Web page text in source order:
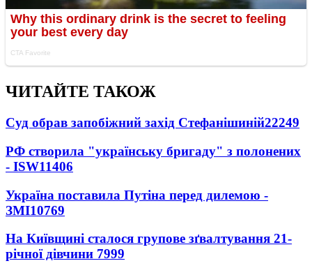
ЧИТАЙТЕ ТАКОЖ
Суд обрав запобіжний захід Стефанішиній22249
РФ створила "українську бригаду" з полонених
- ISW11406
Україна поставила Путіна перед дилемою -
ЗМІ10769
На Київщині сталося групове зґвалтування 21-
річної дівчини 7999